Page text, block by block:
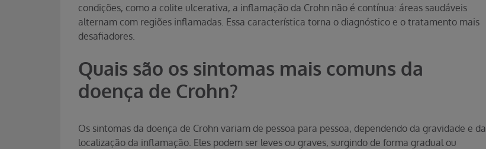
condições, como a colite ulcerativa, a inflamação da Crohn não é contínua: áreas saudáveis
alternam com regiões inflamadas. Essa característica torna o diagnóstico e o tratamento mais
desafiadores.
Quais são os sintomas mais comuns da
doença de Crohn?
Os sintomas da doença de Crohn variam de pessoa para pessoa, dependendo da gravidade e da
localização da inflamação. Eles podem ser leves ou graves, surgindo de forma gradual ou